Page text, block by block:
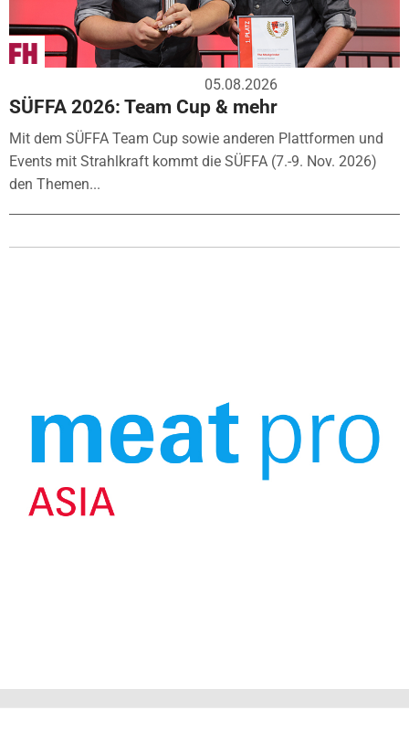
05.08.2026
SÜFFA 2026: Team Cup & mehr
Mit dem SÜFFA Team Cup sowie anderen Plattformen und
Events mit Strahlkraft kommt die SÜFFA (7.-9. Nov. 2026)
den Themen...